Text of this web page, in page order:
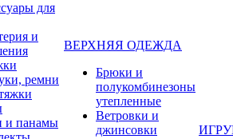
для
и
ремни
и панамы
ВЕРХНЯЯ ОДЕЖДА
Брюки и
полукомбинезоны
утепленные
Ветровки и
джинсовки